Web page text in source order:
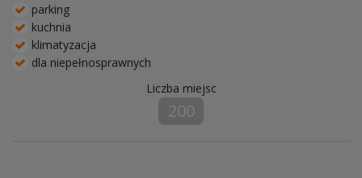
parking
kuchnia
klimatyzacja
dla niepełnosprawnych
Liczba miejsc
200